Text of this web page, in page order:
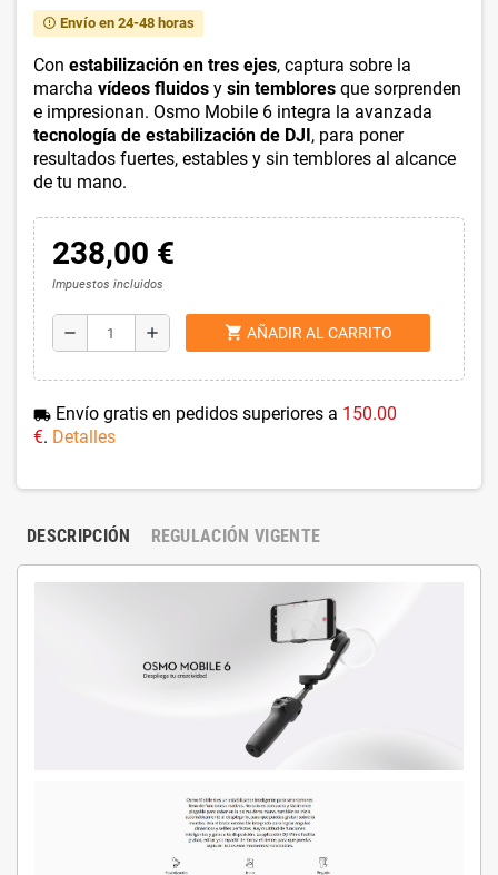
error_outline Envío en 24-48 horas
Con estabilización en tres ejes, captura sobre la
marcha vídeos fluidos y sin temblores que sorprenden
e impresionan. Osmo Mobile 6 integra la avanzada
tecnología de estabilización de DJI , para poner
resultados fuertes, estables y sin temblores al alcance
de tu mano.
238,00 €
Impuestos incluidos
remove add shopping_cart AÑADIR AL CARRITO
local_shipping Envío gratis en pedidos superiores a 150.00
€. Detalles
DESCRIPCIÓN REGULACIÓN VIGENTE